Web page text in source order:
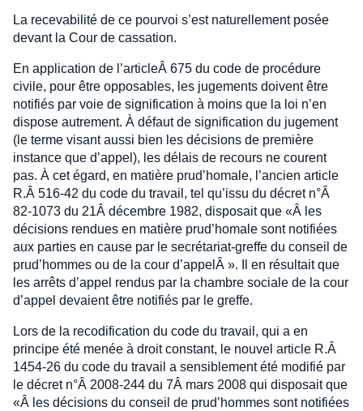
La recevabilité de ce pourvoi s’est naturellement posée
devant la Cour de cassation.
En application de l’articleÂ 675 du code de procédure
civile, pour être opposables, les jugements doivent être
notifiés par voie de signification à moins que la loi n’en
dispose autrement. À défaut de signification du jugement
(le terme visant aussi bien les décisions de première
instance que d’appel), les délais de recours ne courent
pas. À cet égard, en matière prud’homale, l’ancien article
R.Â 516-42 du code du travail, tel qu’issu du décret n°Â
82-1073 du 21Â décembre 1982, disposait que «Â les
décisions rendues en matière prud’homale sont notifiées
aux parties en cause par le secrétariat-greffe du conseil de
prud’hommes ou de la cour d’appelÂ ». Il en résultait que
les arrêts d’appel rendus par la chambre sociale de la cour
d’appel devaient être notifiés par le greffe.
Lors de la recodification du code du travail, qui a en
principe été menée à droit constant, le nouvel article R.Â
1454-26 du code du travail a sensiblement été modifié par
le décret n°Â 2008-244 du 7Â mars 2008 qui disposait que
«Â les décisions du conseil de prud’hommes sont notifiées